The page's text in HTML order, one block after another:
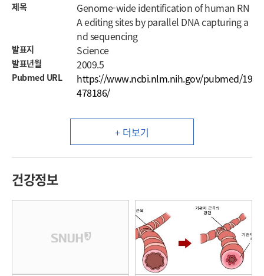
제목
Genome-wide identification of human RN
A editing sites by parallel DNA capturing a
nd sequencing
발표지 Science
발표년월 2009.5
Pubmed URL
https://www.ncbi.nlm.nih.gov/pubmed/19
478186/
+ 더보기
건강정보